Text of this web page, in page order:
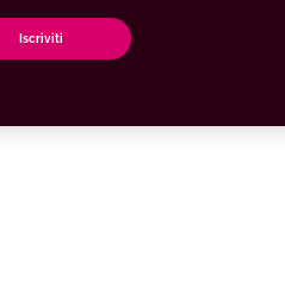
Iscriviti